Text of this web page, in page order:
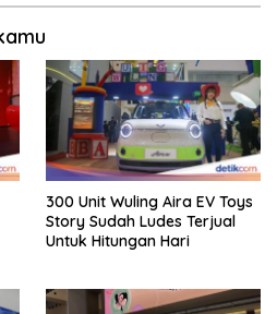
300 Unit Wuling Aira EV Toys
Story Sudah Ludes Terjual
Untuk Hitungan Hari